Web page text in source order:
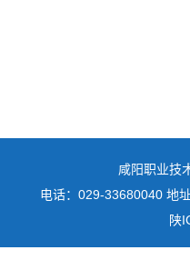
咸阳职业技
电话：029-33680040 地
陕